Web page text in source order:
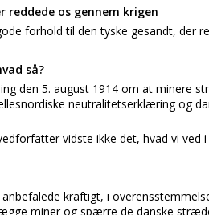
reddede os gennem krigen
forhold til den tyske gesandt, der
så?
den 5. august 1914 om at minere
neutralitetserklæring og
vidste ikke det, hvad vi ved i
anbefalede kraftigt, i
miner og spærre de danske